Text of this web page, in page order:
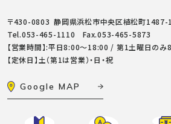
〒430-0803 静岡県浜松市中央区植松町1487-1
Tel.053-465-1110 Fax.053-465-5873
【営業時間】:平日8:00～18:00 / 第1土曜日の
【定休日】土（第1は営業）・日・祝
Google MAP